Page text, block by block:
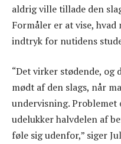
aldrig ville tillade den
Formåler er at vise,
indtryk for nutidens
“Det virker stødende, og
mødt af den slags, når
undervisning. Problemet
udelukker halvdelen af
føle sig udenfor,” siger